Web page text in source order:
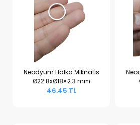
Sepete Ekle
Neodyum Halka Mıknatıs
Ø22.8xØ18×2.3 mm
46.45 TL